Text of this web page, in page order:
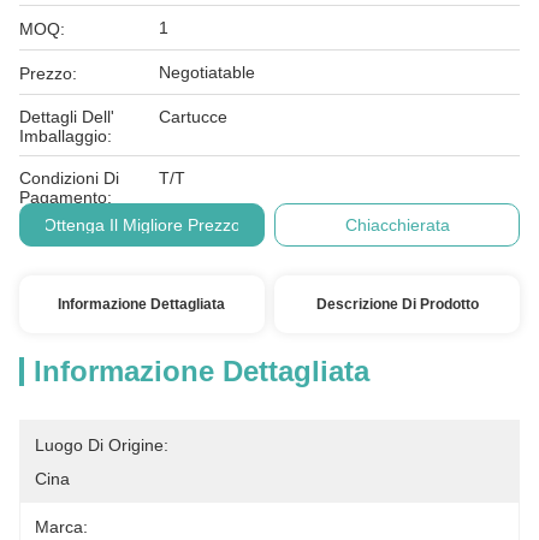
MOQ: 1
Prezzo: Negotiatable
Dettagli Dell'
Imballaggio:
Cartucce
Condizioni Di
Pagamento:
T/T
Ottenga Il Migliore Prezzo Chiacchierata
Informazione Dettagliata Descrizione Di Prodotto
Informazione Dettagliata
Luogo Di Origine:
Cina
Marca: